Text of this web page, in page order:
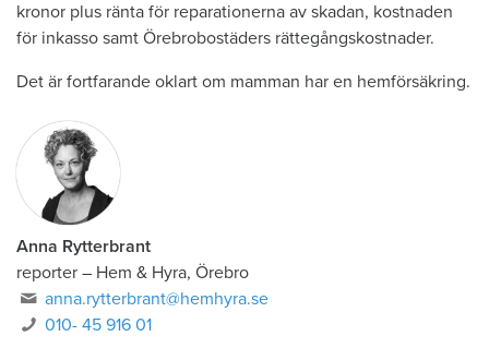
kronor plus ränta för reparationerna av skadan, kostnaden
för inkasso samt Örebrobostäders rättegångskostnader.
Det är fortfarande oklart om mamman har en hemförsäkring.
Anna Rytterbrant
reporter – Hem & Hyra, Örebro
anna.rytterbrant@hemhyra.se
010- 45 916 01